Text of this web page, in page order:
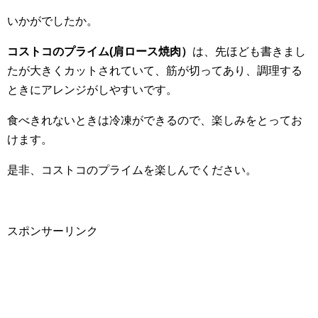
いかがでしたか。
コストコのプライム(肩ロース焼肉） は、先ほども書きまし
たが大きくカットされていて、筋が切ってあり、調理する
ときにアレンジがしやすいです。
食べきれないときは冷凍ができるので、楽しみをとってお
けます。
是非、コストコのプライムを楽しんでください。
スポンサーリンク